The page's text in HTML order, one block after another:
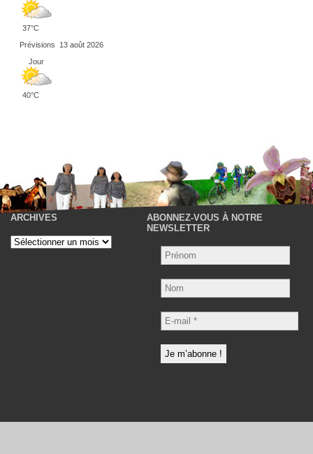
37°C
Prévisions
13 août 2026
Jour
40°C
ARCHIVES
Archives
ABONNEZ-VOUS À NOTRE
NEWSLETTER
Nom
E-
mail
*